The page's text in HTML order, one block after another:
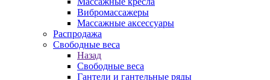
Вибромассажеры
Массажные аксессуары
Распродажа
Свободные веса
Назад
Свободные веса
Гантели и гантельные ряды